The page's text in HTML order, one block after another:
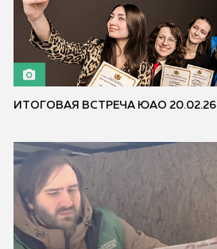
ИТОГОВАЯ ВСТРЕЧА ЮАО 20.02.26